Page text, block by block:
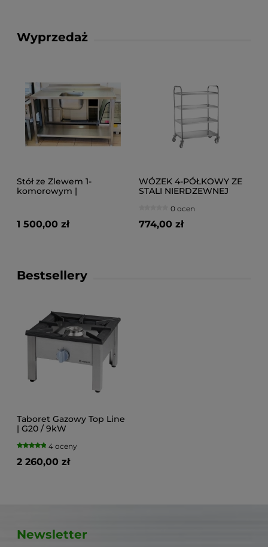
Wyprzedaż
Stół ze Zlewem 1-
komorowym |
1 500,00 zł
WÓZEK 4-PÓŁKOWY ZE
STALI NIERDZEWNEJ
0 ocen
774,00 zł
Bestsellery
Taboret Gazowy Top Line
| G20 / 9kW
4 oceny
2 260,00 zł
Newsletter